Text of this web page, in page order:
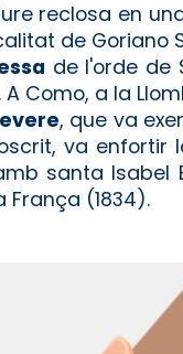
reclosa en
de Goriano
de l'orde de
Como, a la
, que va
va
santa Isabel
França (1834).